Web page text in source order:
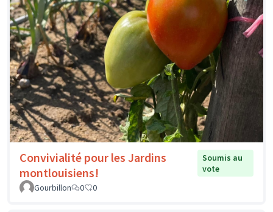
Convivialité pour les Jardins
montlouisiens!
Soumis au
vote
Gourbillon
0 0